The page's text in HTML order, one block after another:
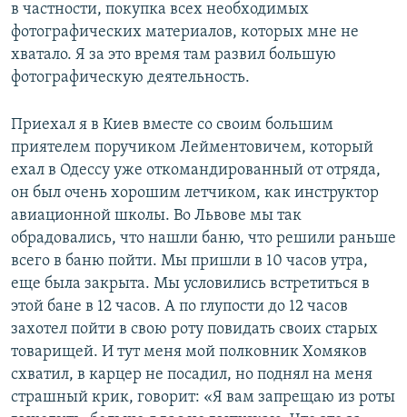
в частности, покупка всех необходимых
фотографических материалов, которых мне не
хватало. Я за это время там развил большую
фотографическую деятельность.
Приехал я в Киев вместе со своим большим
приятелем поручиком Лейментовичем, который
ехал в Одессу уже откомандированный от отряда,
он был очень хорошим летчиком, как инструктор
авиационной школы. Во Львове мы так
обрадовались, что нашли баню, что решили раньше
всего в баню пойти. Мы пришли в 10 часов утра,
еще была закрыта. Мы условились встретиться в
этой бане в 12 часов. А по глупости до 12 часов
захотел пойти в свою роту повидать своих старых
товарищей. И тут меня мой полковник Хомяков
схватил, в карцер не посадил, но поднял на меня
страшный крик, говорит: «Я вам запрещаю из роты